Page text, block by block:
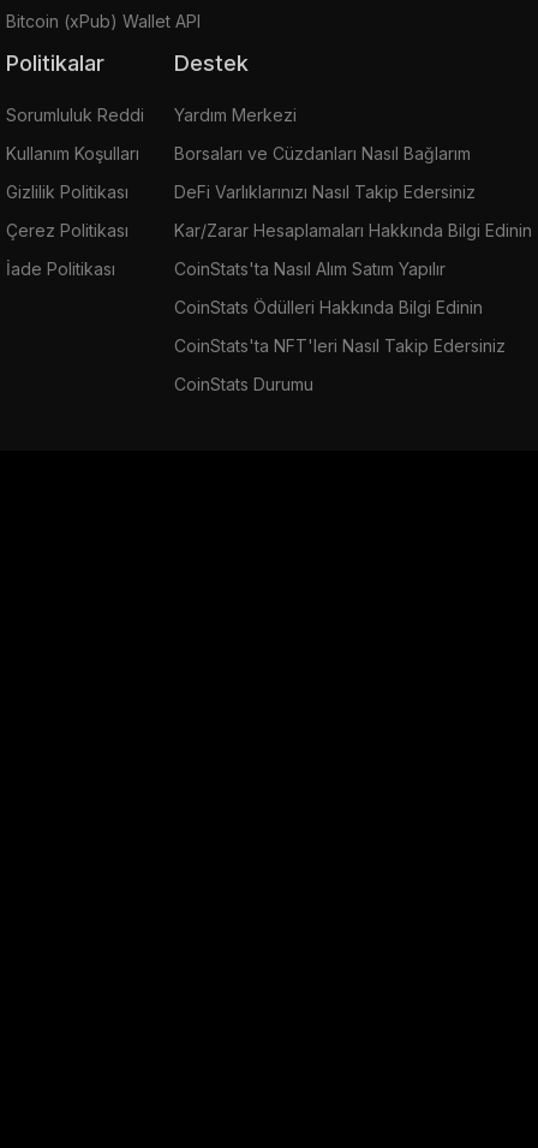
Bitcoin (xPub) Wallet API
Politikalar
Sorumluluk Reddi
Kullanım Koşulları
Gizlilik Politikası
Çerez Politikası
İade Politikası
Destek
Yardım Merkezi
Borsaları ve Cüzdanları Nasıl Bağlarım
DeFi Varlıklarınızı Nasıl Takip Edersiniz
Kar/Zarar Hesaplamaları Hakkında Bilgi Edinin
CoinStats'ta Nasıl Alım Satım Yapılır
CoinStats Ödülleri Hakkında Bilgi Edinin
CoinStats'ta NFT'leri Nasıl Takip Edersiniz
CoinStats Durumu